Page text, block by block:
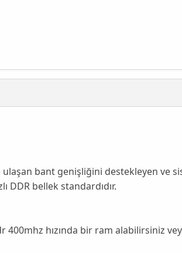
ulaşan bant genişliğini destekleyen ve
DDR bellek standardıdır.
hızında bir ram alabilirsiniz